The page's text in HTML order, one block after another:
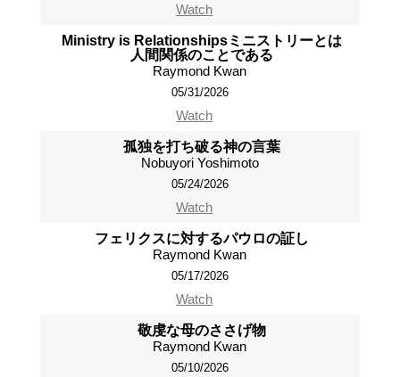
Watch
Ministry is Relationshipsミニストリーとは
人間関係のことである
Raymond Kwan
05/31/2026
Watch
孤独を打ち破る神の言葉
Nobuyori Yoshimoto
05/24/2026
Watch
フェリクスに対するパウロの証し
Raymond Kwan
05/17/2026
Watch
敬虔な母のささげ物
Raymond Kwan
05/10/2026